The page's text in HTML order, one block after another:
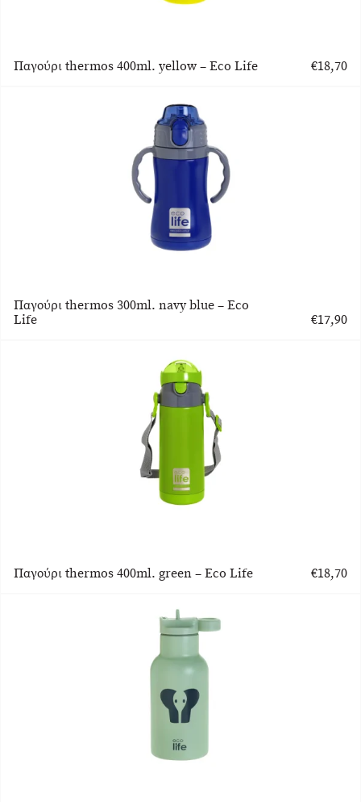
Παγούρι thermos 400ml. yellow – Eco Life €18,70
Παγούρι thermos 300ml. navy blue – Eco
Life
€17,90
Παγούρι thermos 400ml. green – Eco Life €18,70